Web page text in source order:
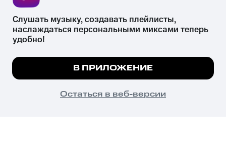
психотропных веществ, их аналогов причиняет вред здоровью,
их незаконный оборот запрещён и влечёт установленную
законодательством ответственность.
© 2026 ООО «КИОН».
Все права защищены
Мы используем куки, чтобы на сайте все
Подробнее
ПОНЯТНО
Слушать музыку, создавать плейлисты,
наслаждаться персональными миксами теперь
удобно!
В ПРИЛОЖЕНИЕ
Остаться в веб-версии